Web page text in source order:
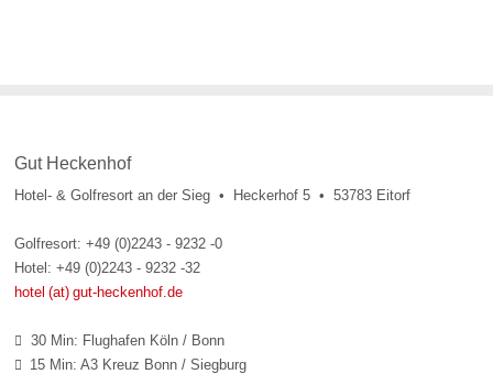
Gut Heckenhof
Hotel- & Golfresort an der Sieg • Heckerhof 5 • 53783 Eitorf
Golfresort: +49 (0)2243 - 9232 -0
Hotel: +49 (0)2243 - 9232 -32
hotel (at) gut-heckenhof.de
 30 Min: Flughafen Köln / Bonn
 15 Min: A3 Kreuz Bonn / Siegburg